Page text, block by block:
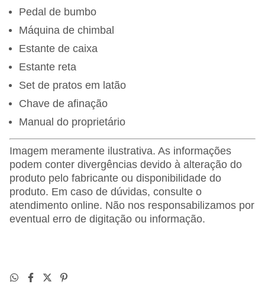
Pedal de bumbo
Máquina de chimbal
Estante de caixa
Estante reta
Set de pratos em latão
Chave de afinação
Manual do proprietário
Imagem meramente ilustrativa. As informações
podem conter divergências devido à alteração do
produto pelo fabricante ou disponibilidade do
produto. Em caso de dúvidas, consulte o
atendimento online. Não nos responsabilizamos por
eventual erro de digitação ou informação.